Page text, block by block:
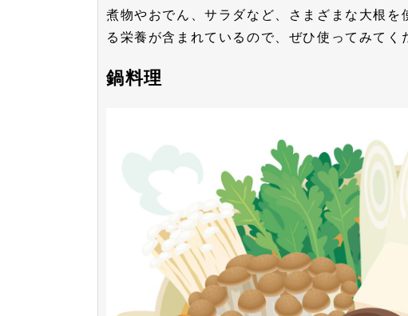
煮物やおでん、サラダなど、さまざまな大根
る栄養が含まれているので、ぜひ使ってみてく
鍋料理